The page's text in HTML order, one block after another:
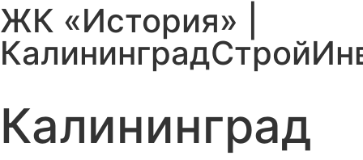
ЖК «История» |
Калининград